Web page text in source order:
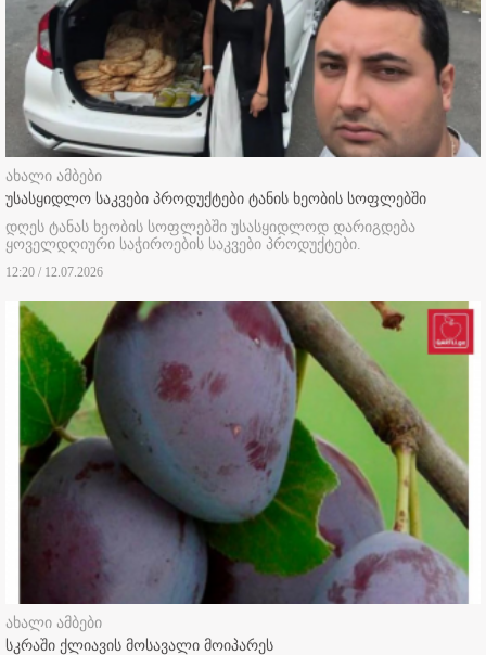
ახალი ამბები
უსასყიდლო საკვები პროდუქტები ტანის ხეობის სოფლებში
დღეს ტანას ხეობის სოფლებში უსასყიდლოდ დარიგდება
ყოველდღიური საჭიროების საკვები პროდუქტები.
12:20 / 12.07.2026
ახალი ამბები
სკრაში ქლიავის მოსავალი მოიპარეს